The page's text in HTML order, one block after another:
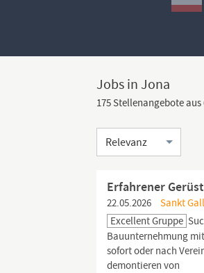
Jobs in Jona
175 Stellenangebote
Sortierung
Erfahrener
22.05.2026
Sankt
Excellent Gruppe
Bauunternehmung
sofort oder nach
demontieren von